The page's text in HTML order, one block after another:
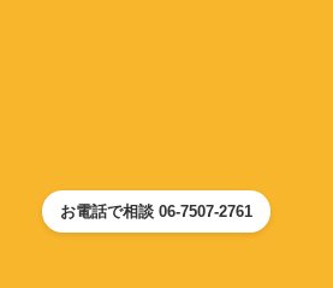
お電話で相談 06-7507-2761